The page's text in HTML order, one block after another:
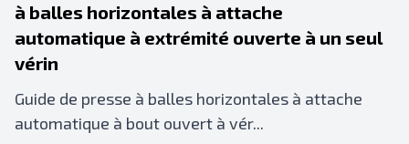
à balles horizontales à attache
automatique à extrémité ouverte à un seul
vérin
Guide de presse à balles horizontales à attache
automatique à bout ouvert à vér...